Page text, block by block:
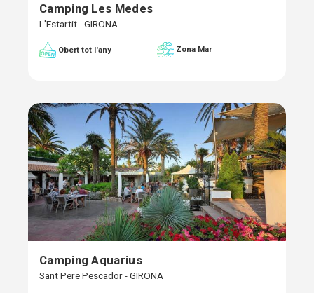
Camping Les Medes
L'Estartit - GIRONA
Obert tot l'any Zona Mar
Camping Aquarius
Sant Pere Pescador - GIRONA